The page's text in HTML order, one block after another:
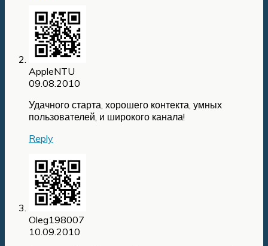
AppleNTU
09.08.2010
Удачного старта, хорошего контекта, умных
пользователей, и широкого канала!
Reply
Oleg198007
10.09.2010